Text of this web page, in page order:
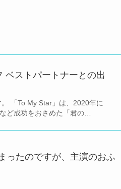
ベストパートナーとの出
「To My Star」は、2020年に
ど成功をおさめた「君の…
ったのですが、主演のおふ